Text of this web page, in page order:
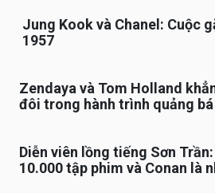
Jung Kook và Chanel: Cuộc
1957
Zendaya và Tom Holland
đôi trong hành trình quảng
Diễn viên lồng tiếng Sơn
10.000 tập phim và Conan là